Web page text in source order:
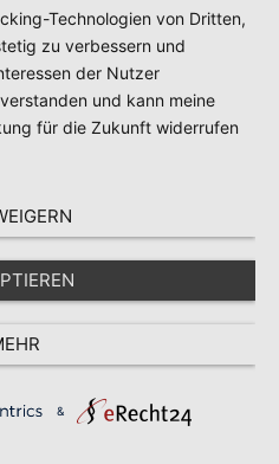
Technologien von Dritten,
zu verbessern und
der Nutzer
und kann meine
für die Zukunft widerrufen
&